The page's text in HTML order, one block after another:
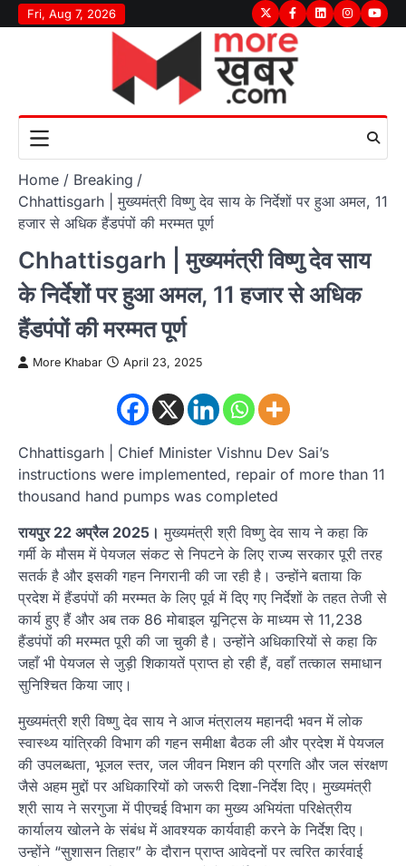
Skip
to
Fri, Aug 7, 2026 TwitterFacebook
LinkedInInstagram
Home
Breaking
Chhattisgarh | मुख्यमंत्री विष्णु देव साय के निर्देशों पर हुआ अमल, 11
हजार से अधिक हैंडपंपों की मरम्मत पूर्ण
Chhattisgarh | मुख्यमंत्री विष्णु देव साय
के निर्देशों पर हुआ अमल, 11 हजार से अधिक
हैंडपंपों की मरम्मत पूर्ण
More Khabar April 23, 2025
Chhattisgarh | Chief Minister Vishnu Dev Sai’s
instructions were implemented, repair of more than 11
thousand hand pumps was completed
रायपुर 22 अप्रैल 2025। मुख्यमंत्री श्री विष्णु देव साय ने कहा कि
गर्मी के मौसम में पेयजल संकट से निपटने के लिए राज्य सरकार पूरी तरह
सतर्क है और इसकी गहन निगरानी की जा रही है। उन्होंने बताया कि
प्रदेश में हैंडपंपों की मरम्मत के लिए पूर्व में दिए गए निर्देशों के तहत तेजी से
कार्य हुए हैं और अब तक 86 मोबाइल यूनिट्स के माध्यम से 11,238
हैंडपंपों की मरम्मत पूरी की जा चुकी है। उन्होंने अधिकारियों से कहा कि
जहाँ भी पेयजल से जुड़ी शिकायतें प्राप्त हो रही हैं, वहाँ तत्काल समाधान
सुनिश्चित किया जाए।
मुख्यमंत्री श्री विष्णु देव साय ने आज मंत्रालय महानदी भवन में लोक
स्वास्थ्य यांत्रिकी विभाग की गहन समीक्षा बैठक ली और प्रदेश में पेयजल
की उपलब्धता, भूजल स्तर, जल जीवन मिशन की प्रगति और जल संरक्षण
जैसे अहम मुद्दों पर अधिकारियों को जरूरी दिशा-निर्देश दिए। मुख्यमंत्री
श्री साय ने सरगुजा में पीएचई विभाग का मुख्य अभियंता परिक्षेत्रीय
कार्यालय खोलने के संबंध में आवश्यक कार्यवाही करने के निर्देश दिए।
उन्होंने “सुशासन तिहार” के दौरान प्राप्त आवेदनों पर त्वरित कार्रवाई